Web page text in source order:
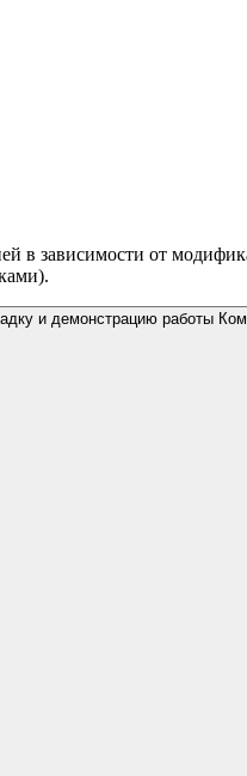
в зависимости от
и демонстрацию работы